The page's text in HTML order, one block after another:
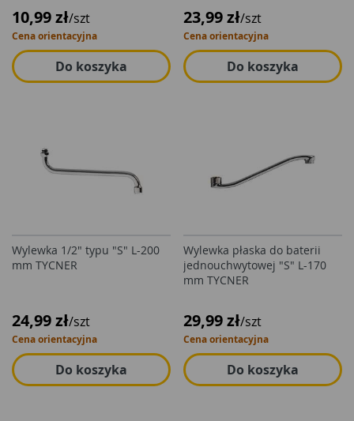
10,99 zł/szt
Cena orientacyjna
Do koszyka
23,99 zł/szt
Cena orientacyjna
Do koszyka
Wylewka 1/2" typu "S" L-200
mm TYCNER
24,99 zł/szt
Cena orientacyjna
Do koszyka
Wylewka płaska do baterii
jednouchwytowej "S" L-170
mm TYCNER
29,99 zł/szt
Cena orientacyjna
Do koszyka